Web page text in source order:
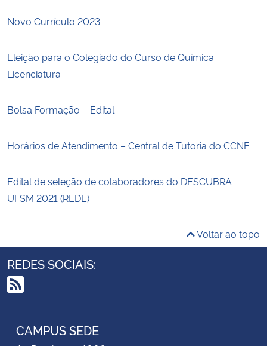
Novo Currículo 2023
Eleição para o Colegiado do Curso de Química
Licenciatura
Bolsa Formação – Edital
Horários de Atendimento – Central de Tutoria do CCNE
Edital de seleção de colaboradores do DESCUBRA
UFSM 2021 (REDE)
Voltar ao topo
REDES SOCIAIS:
RSS
CAMPUS SEDE